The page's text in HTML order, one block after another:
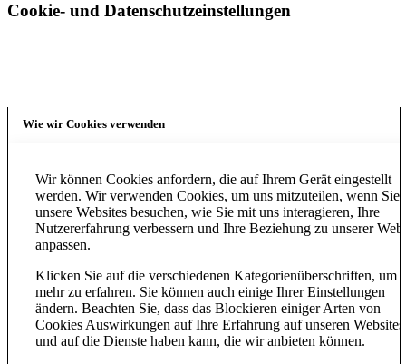
Cookie- und Datenschutzeinstellungen
Wie wir Cookies verwenden
Wir können Cookies anfordern, die auf Ihrem Gerät eingestellt
werden. Wir verwenden Cookies, um uns mitzuteilen, wenn Sie
unsere Websites besuchen, wie Sie mit uns interagieren, Ihre
Nutzererfahrung verbessern und Ihre Beziehung zu unserer
anpassen.
Klicken Sie auf die verschiedenen Kategorienüberschriften, um
mehr zu erfahren. Sie können auch einige Ihrer Einstellungen
ändern. Beachten Sie, dass das Blockieren einiger Arten von
Cookies Auswirkungen auf Ihre Erfahrung auf unseren Websites
und auf die Dienste haben kann, die wir anbieten können.